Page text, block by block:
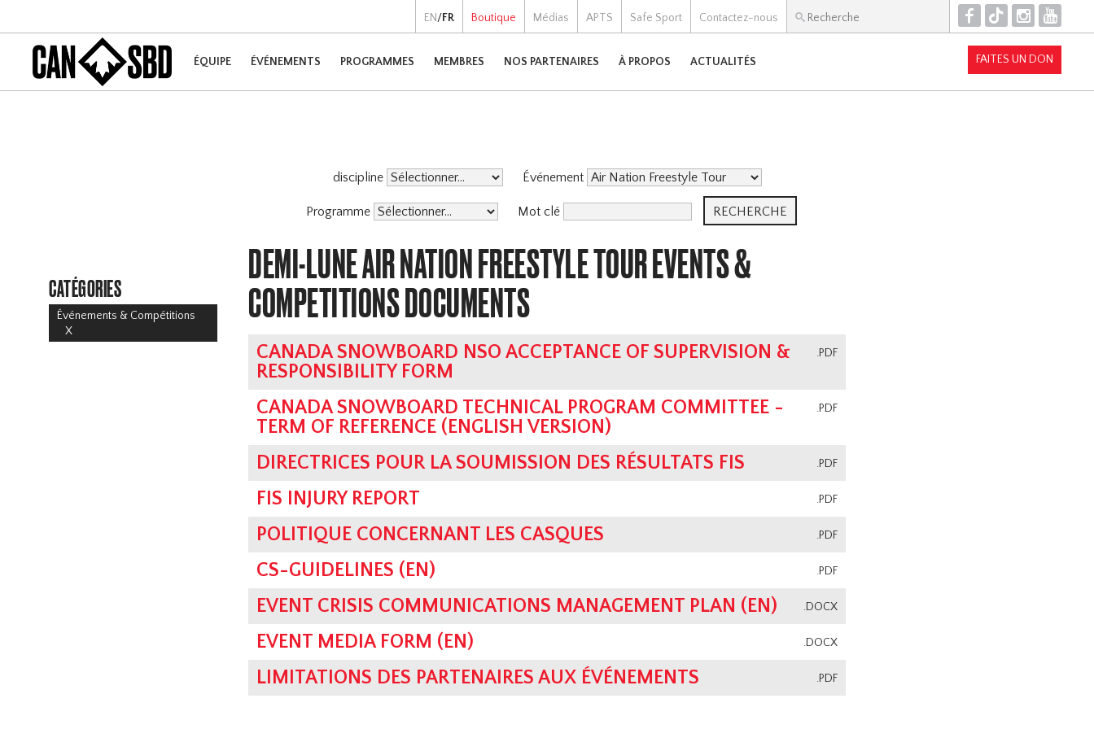
EN/FR Boutique Médias APTS Safe Sport Contactez-nous F T I Y
ÉQUIPE ÉVÉNEMENTS PROGRAMMES MEMBRES NOS PARTENAIRES À PROPOS ACTUALITÉS FAITES UN DON
CATÉGORIES
Événements & Compétitions
X
discipline Événement
Programme Mot clé
DEMI-LUNE AIR NATION FREESTYLE TOUR EVENTS &
COMPETITIONS DOCUMENTS
.PDF
CANADA SNOWBOARD NSO ACCEPTANCE OF SUPERVISION &
RESPONSIBILITY FORM
.PDF
CANADA SNOWBOARD TECHNICAL PROGRAM COMMITTEE -
TERM OF REFERENCE (ENGLISH VERSION)
.PDF
DIRECTRICES POUR LA SOUMISSION DES RÉSULTATS FIS
.PDF
FIS INJURY REPORT
.PDF
POLITIQUE CONCERNANT LES CASQUES
.PDF
CS-GUIDELINES (EN)
.DOCX
EVENT CRISIS COMMUNICATIONS MANAGEMENT PLAN (EN)
.DOCX
EVENT MEDIA FORM (EN)
.PDF
LIMITATIONS DES PARTENAIRES AUX ÉVÉNEMENTS